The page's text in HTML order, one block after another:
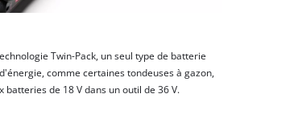
Twin-Pack, un seul type de batterie
comme certaines tondeuses à gazon,
de 18 V dans un outil de 36 V.